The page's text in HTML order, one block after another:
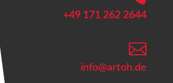
+49 171 262 2644

info@artoh.de